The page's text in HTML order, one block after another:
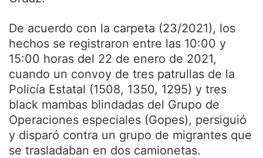
De acuerdo con la carpeta (23/2021), los
hechos se registraron entre las 10:00 y
15:00 horas del 22 de enero de 2021,
cuando un convoy de tres patrullas de la
Policía Estatal (1508, 1350, 1295) y tres
black mambas blindadas del Grupo de
Operaciones especiales (Gopes), persiguió
y disparó contra un grupo de migrantes que
se trasladaban en dos camionetas.